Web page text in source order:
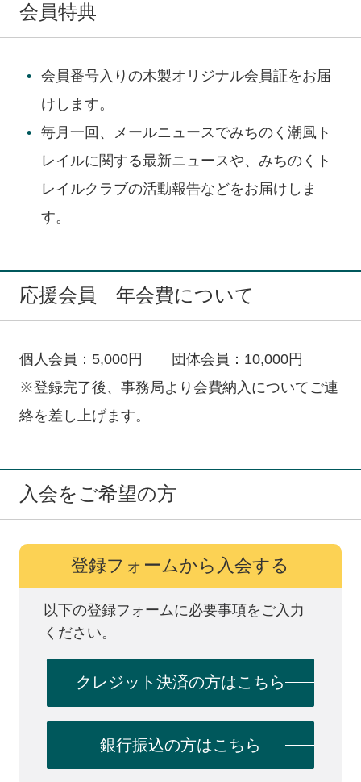
会員特典
会員番号入りの木製オリジナル会員証をお届
けします。
毎月一回、メールニュースでみちのく潮風ト
レイルに関する最新ニュースや、みちのくト
レイルクラブの活動報告などをお届けしま
す。
応援会員 年会費について
個人会員：5,000円 団体会員：10,000円
※登録完了後、事務局より会費納入についてご連
絡を差し上げます。
入会をご希望の方
登録フォームから入会する
以下の登録フォームに必要事項をご入力
ください。
クレジット決済の方はこちら
銀行振込の方はこちら